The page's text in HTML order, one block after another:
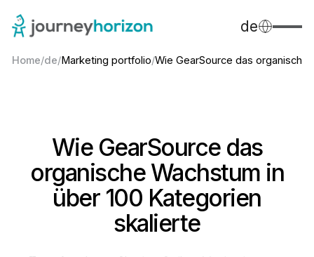
de
Home/de/Marketing portfolio/Wie GearSource das
Wie GearSource das
organische Wachstum in
über 100 Kategorien
skalierte